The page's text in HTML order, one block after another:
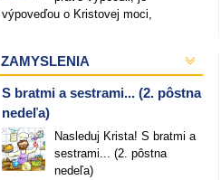
výpoveďou o Kristovej moci,
ZAMYSLENIA
S bratmi a sestrami... (2. pôstna
nedeľa)
Nasleduj Krista! S bratmi a
sestrami... (2. pôstna
nedeľa)